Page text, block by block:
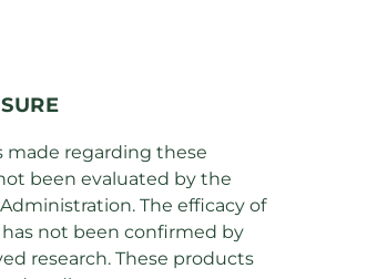
made regarding these
been evaluated by the
The efficacy of
not been confirmed by
research. These products